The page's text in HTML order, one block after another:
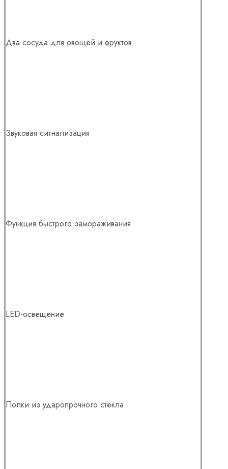
Два сосуда для овощей и фруктов
Звуковая сигнализация
Функция быстрого замораживания
LED-освещение
Полки из ударопрочного стекла